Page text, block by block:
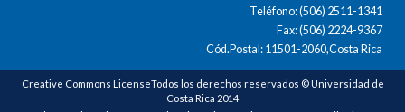
Teléfono: (506) 2511-1341
Fax: (506) 2224-9367
Cód.Postal: 11501-2060,Costa Rica
Creative Commons LicenseTodos los derechos reservados © Universidad de
Costa Rica 2014